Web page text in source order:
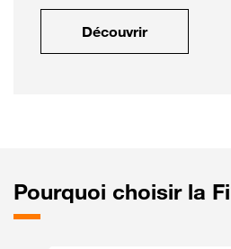
Découvrir
Pourquoi choisir la